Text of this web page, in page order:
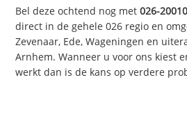
Bel deze ochtend nog met026-
direct in de gehele 026 regio en
Zevenaar, Ede, Wageningen en
Arnhem. Wanneer u voor ons kiest
werkt dan is de kans op verdere